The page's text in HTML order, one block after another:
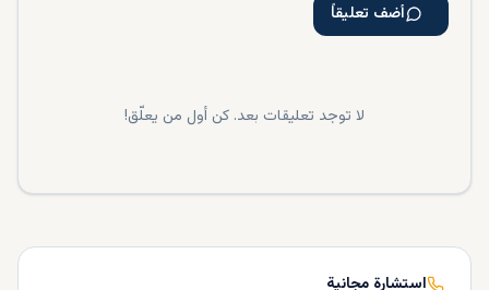
أضف تعليقاً
لا توجد تعليقات بعد. كن أول من يعلّق!
استشارة مجانية